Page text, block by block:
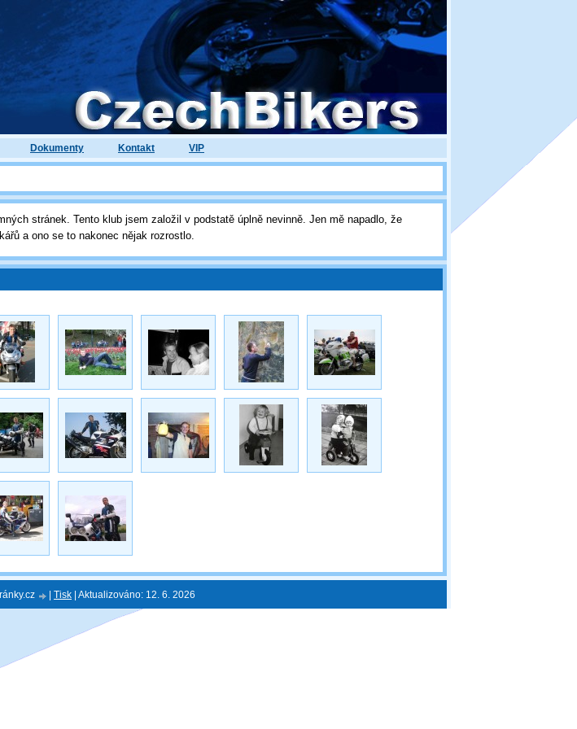
Dokumenty Kontakt VIP
stránek. Tento klub jsem založil v podstatě úplně nevinně. Jen mě napadlo, že
a ono se to nakonec nějak rozrostlo.
Tisk Aktualizováno: 12. 6. 2026